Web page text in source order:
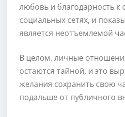
любовь и благодарность к
социальных сетях, и
является неотъемлемой
В целом, личные
остаются тайной, и это
желания сохранить свою
подальше от публичного